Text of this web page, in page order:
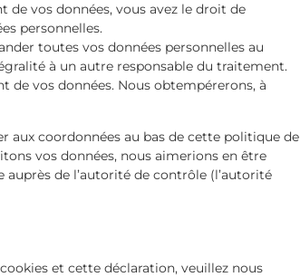
vos données, vous avez le droit de
personnelles.
toutes vos données personnelles au
à un autre responsable du traitement.
de vos données. Nous obtempérerons, à
aux coordonnées au bas de cette politique de
vos données, nous aimerions en être
de l’autorité de contrôle (l’autorité
et cette déclaration, veuillez nous